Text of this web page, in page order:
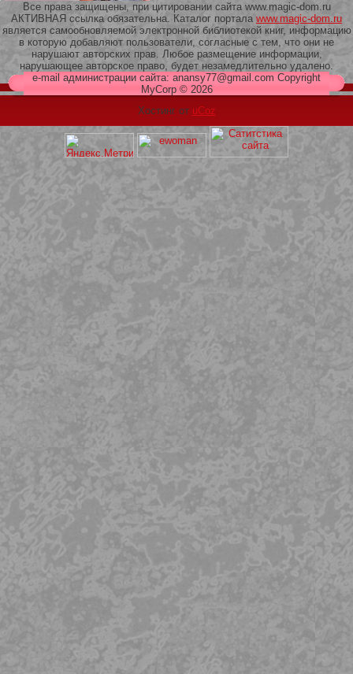
209 Белая кофта из ленточного
кружева
Все права защищены, при цитировании сайта www.magic-dom.ru
АКТИВНАЯ ссылка обязательна. Каталог портала www.magic-dom.ru
является самообновляемой электронной библиотекой книг, информацию
в которую добавляют пользователи, согласные с тем, что они не
нарушают авторских прав. Любое размещение информации,
нарушающее авторское право, будет незамедлительно удалено.
e-mail администрации сайта: anansy77@gmail.com Copyright
MyCorp © 2026
Хостинг от uCoz